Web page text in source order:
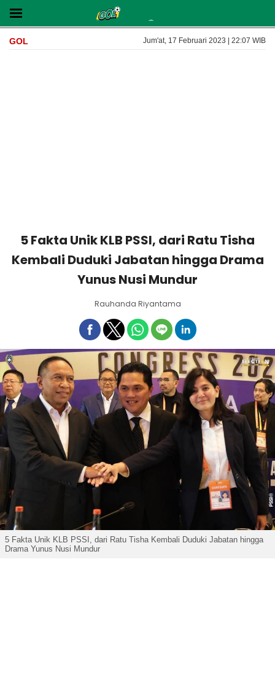
GOL Jum'at, 17 Februari 2023 | 22:07 WIB
5 Fakta Unik KLB PSSI, dari Ratu Tisha
Kembali Duduki Jabatan hingga Drama
Yunus Nusi Mundur
Rauhanda Riyantama
5 Fakta Unik KLB PSSI, dari Ratu Tisha Kembali Duduki Jabatan hingga
Drama Yunus Nusi Mundur